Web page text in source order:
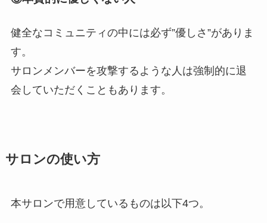
健全なコミュニティの中には必ず”優しさ”がありま
す。
サロンメンバーを攻撃するような人は強制的に退
会していただくこともあります。
サロンの使い方
本サロンで用意しているものは以下4つ。